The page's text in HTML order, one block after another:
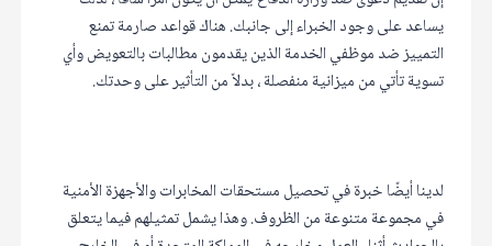
يساعد على وجود الخبراء إلى جانبك. هناك قواعد صارمة تمنع
التمييز ضد موظفي الخدمة الذين يقدمون مطالبات بالتعويض وأي
تسوية تأتي من ميزانية منفصلة ، بدلاً من التأثير على وحدتك.
لدينا أيضًا خبرة في تحصيل مستحقات المخابرات والأجهزة الأمنية
في مجموعة متنوعة من الظروف. وهذا يشمل تمثيلهم فيما يتعلق